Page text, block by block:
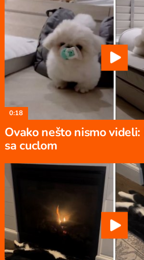
0:18
Ovako nešto nismo videli:
sa cuclom